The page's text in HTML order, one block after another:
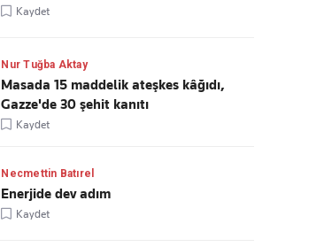
Kaydet
Nur Tuğba Aktay
Masada 15 maddelik ateşkes kâğıdı,
Gazze'de 30 şehit kanıtı
Kaydet
Necmettin Batırel
Enerjide dev adım
Kaydet